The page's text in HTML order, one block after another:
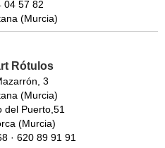
04 57 82
(Murcia)
Rótulos
3
(Murcia)
del Puerto,51
(Murcia)
· 620 89 91 91